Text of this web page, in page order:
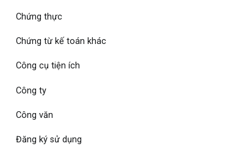
Chứng thực
Chứng từ kế toán khác
Công cụ tiện ích
Công ty
Công văn
Đăng ký sử dụng